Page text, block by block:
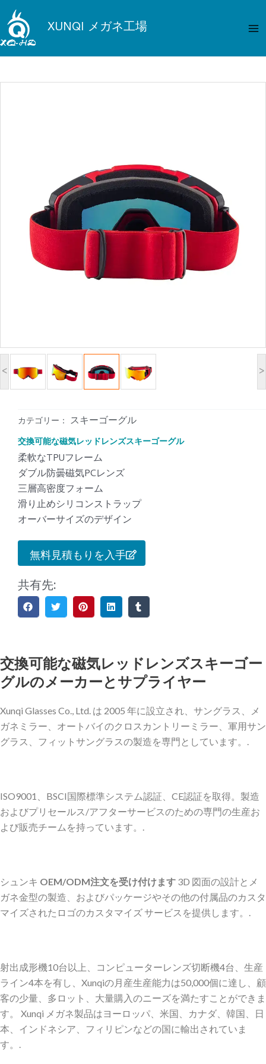
容
を
ス
ッ
XUNQI メガネ工場
イ
ン
メ
< >
カテゴリー： スキーゴーグル
交換可能な磁気レッドレンズスキーゴーグル
柔軟なTPUフレーム
ダブル防曇磁気PCレンズ
三層高密度フォーム
滑り止めシリコンストラップ
オーバーサイズのデザイン
無料見積もりを入手
共有先:
交換可能な磁気レッドレンズスキーゴー
グルのメーカーとサプライヤー
Xunqi Glasses Co., Ltd. は 2005 年に設立され、サングラス、メ
ガネミラー、オートバイのクロスカントリーミラー、軍用サン
グラス、フィットサングラスの製造を専門としています。.
ISO9001、BSCI国際標準システム認証、CE認証を取得。製造
およびプリセールス/アフターサービスのための専門の生産お
よび販売チームを持っています。.
シュンキ OEM/ODM注文を受け付けます 3D 図面の設計とメ
ガネ金型の製造、およびパッケージやその他の付属品のカスタ
マイズされたロゴのカスタマイズ サービスを提供します。.
射出成形機10台以上、コンピューターレンズ切断機4台、生産
ライン4本を有し、Xunqiの月産生産能力は50,000個に達し、顧
客の少量、多ロット、大量購入のニーズを満たすことができま
す。 Xunqi メガネ製品はヨーロッパ、米国、カナダ、韓国、日
本、インドネシア、フィリピンなどの国に輸出されていま
す。.